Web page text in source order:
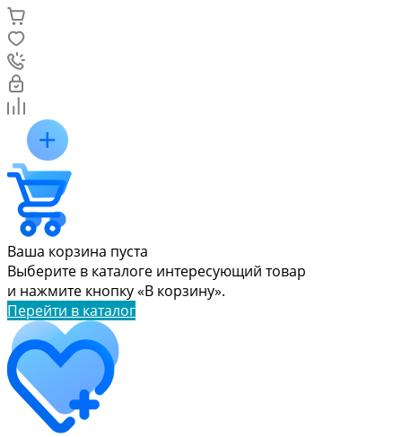
Ваша корзина пуста
Выберите в каталоге интересующий товар
и нажмите кнопку «В корзину».
Перейти в каталог